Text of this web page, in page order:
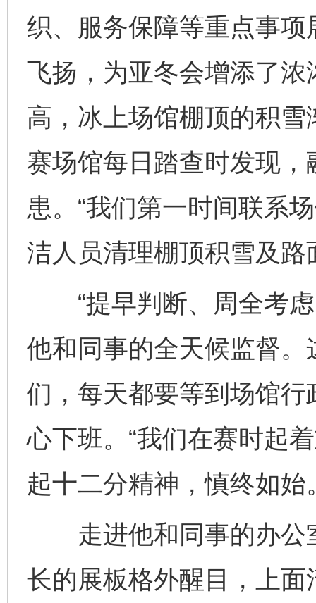
织、服务保障等重点事
飞扬，为亚冬会增添了
高，冰上场馆棚顶的积
赛场馆每日踏查时发现
患。“我们第一时间联系
洁人员清理棚顶积雪及路
“提早判断、周全考虑
他和同事的全天候监督
们，每天都要等到场馆
心下班。“我们在赛时起
起十二分精神，慎终如始
走进他和同事的办公
长的展板格外醒目，上